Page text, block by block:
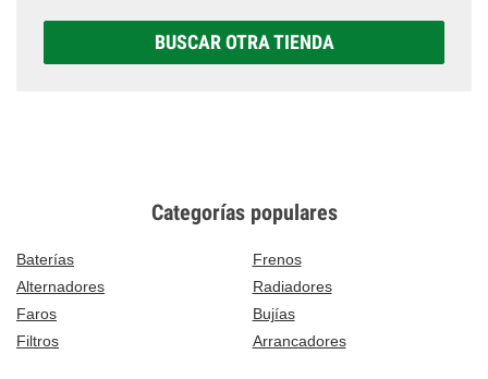
BUSCAR OTRA TIENDA
Categorías populares
Baterías
Frenos
Alternadores
Radiadores
Faros
Bujías
Filtros
Arrancadores